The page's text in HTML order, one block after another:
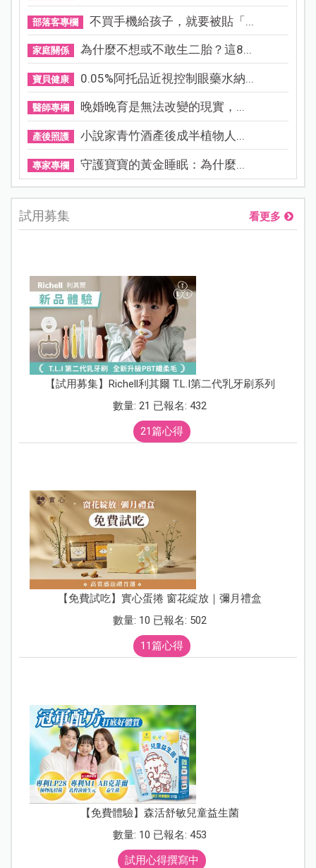
部落客專欄 不買手機給孩子，就要被貼「...
家庭關係 為什麼不想或不敢生二胎？這8...
寶貝健康 0.05%阿托品近視控制眼藥水納...
醫師專欄 晚婚晚育是無法改變的現實，...
產後照護 小說家青竹酒產後成半植物人...
專家專欄 守護寶寶的黃金睡眠：為什麼...
試用募集 看更多
【試用募集】Richell利其爾 T.L.I第二代乳牙刷系列
數量: 21 已報名: 432
21篇心得
【免費試吃】實心蛋捲 窗花綻放｜彌月禮盒
數量: 10 已報名: 502
11篇心得
【免費體驗】森活舒敏兒童益生菌
數量: 10 已報名: 453
試用心得撰寫中